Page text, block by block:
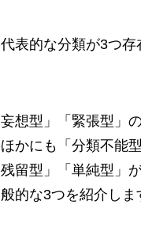
表的な分類が3つ存
妄想型」「緊張型」
かにも「分類不能
留型」「単純型」
的な3つを紹介しま